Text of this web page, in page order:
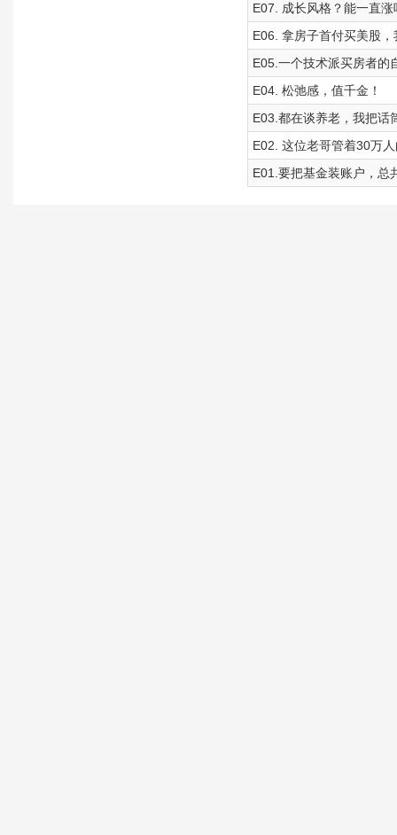
E07. 成长风格？能一直涨
E06. 拿房子首付买美股
E05.一个技术派买房者的
E04. 松弛感，值千金！
E03.都在谈养老，我把话
E02. 这位老哥管着30万
E01.要把基金装账户，总